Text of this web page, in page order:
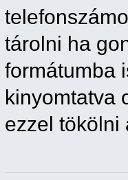
tárolni ha
formátumba
kinyomtatva
ezzel tökölni